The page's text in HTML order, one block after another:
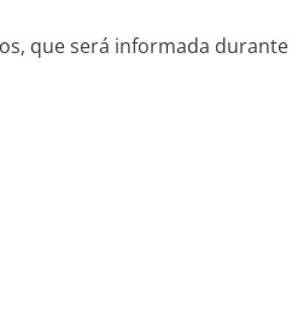
que será informada